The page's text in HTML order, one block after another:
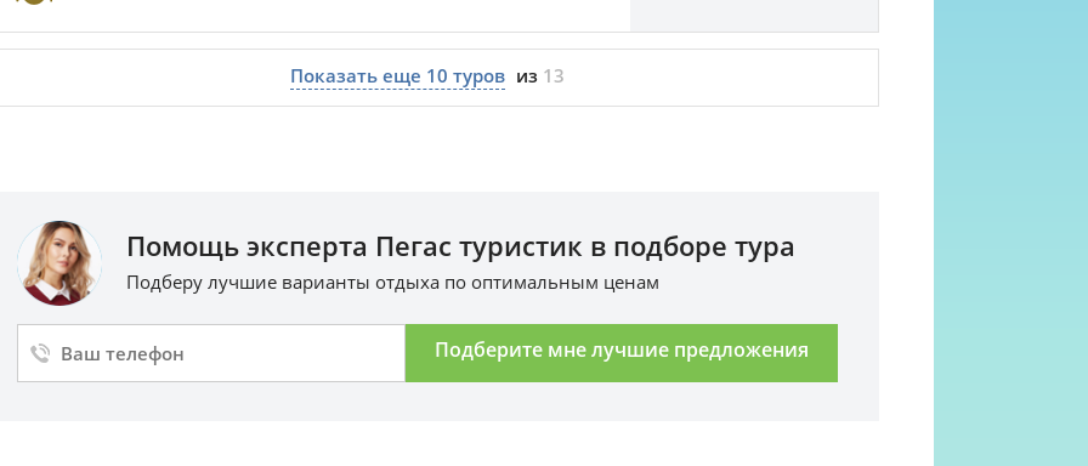
Показать еще 10 туров из 13
Помощь эксперта Пегас туристик в подборе тура
Подберу лучшие варианты отдыха по оптимальным ценам
Подберите мне лучшие предложения